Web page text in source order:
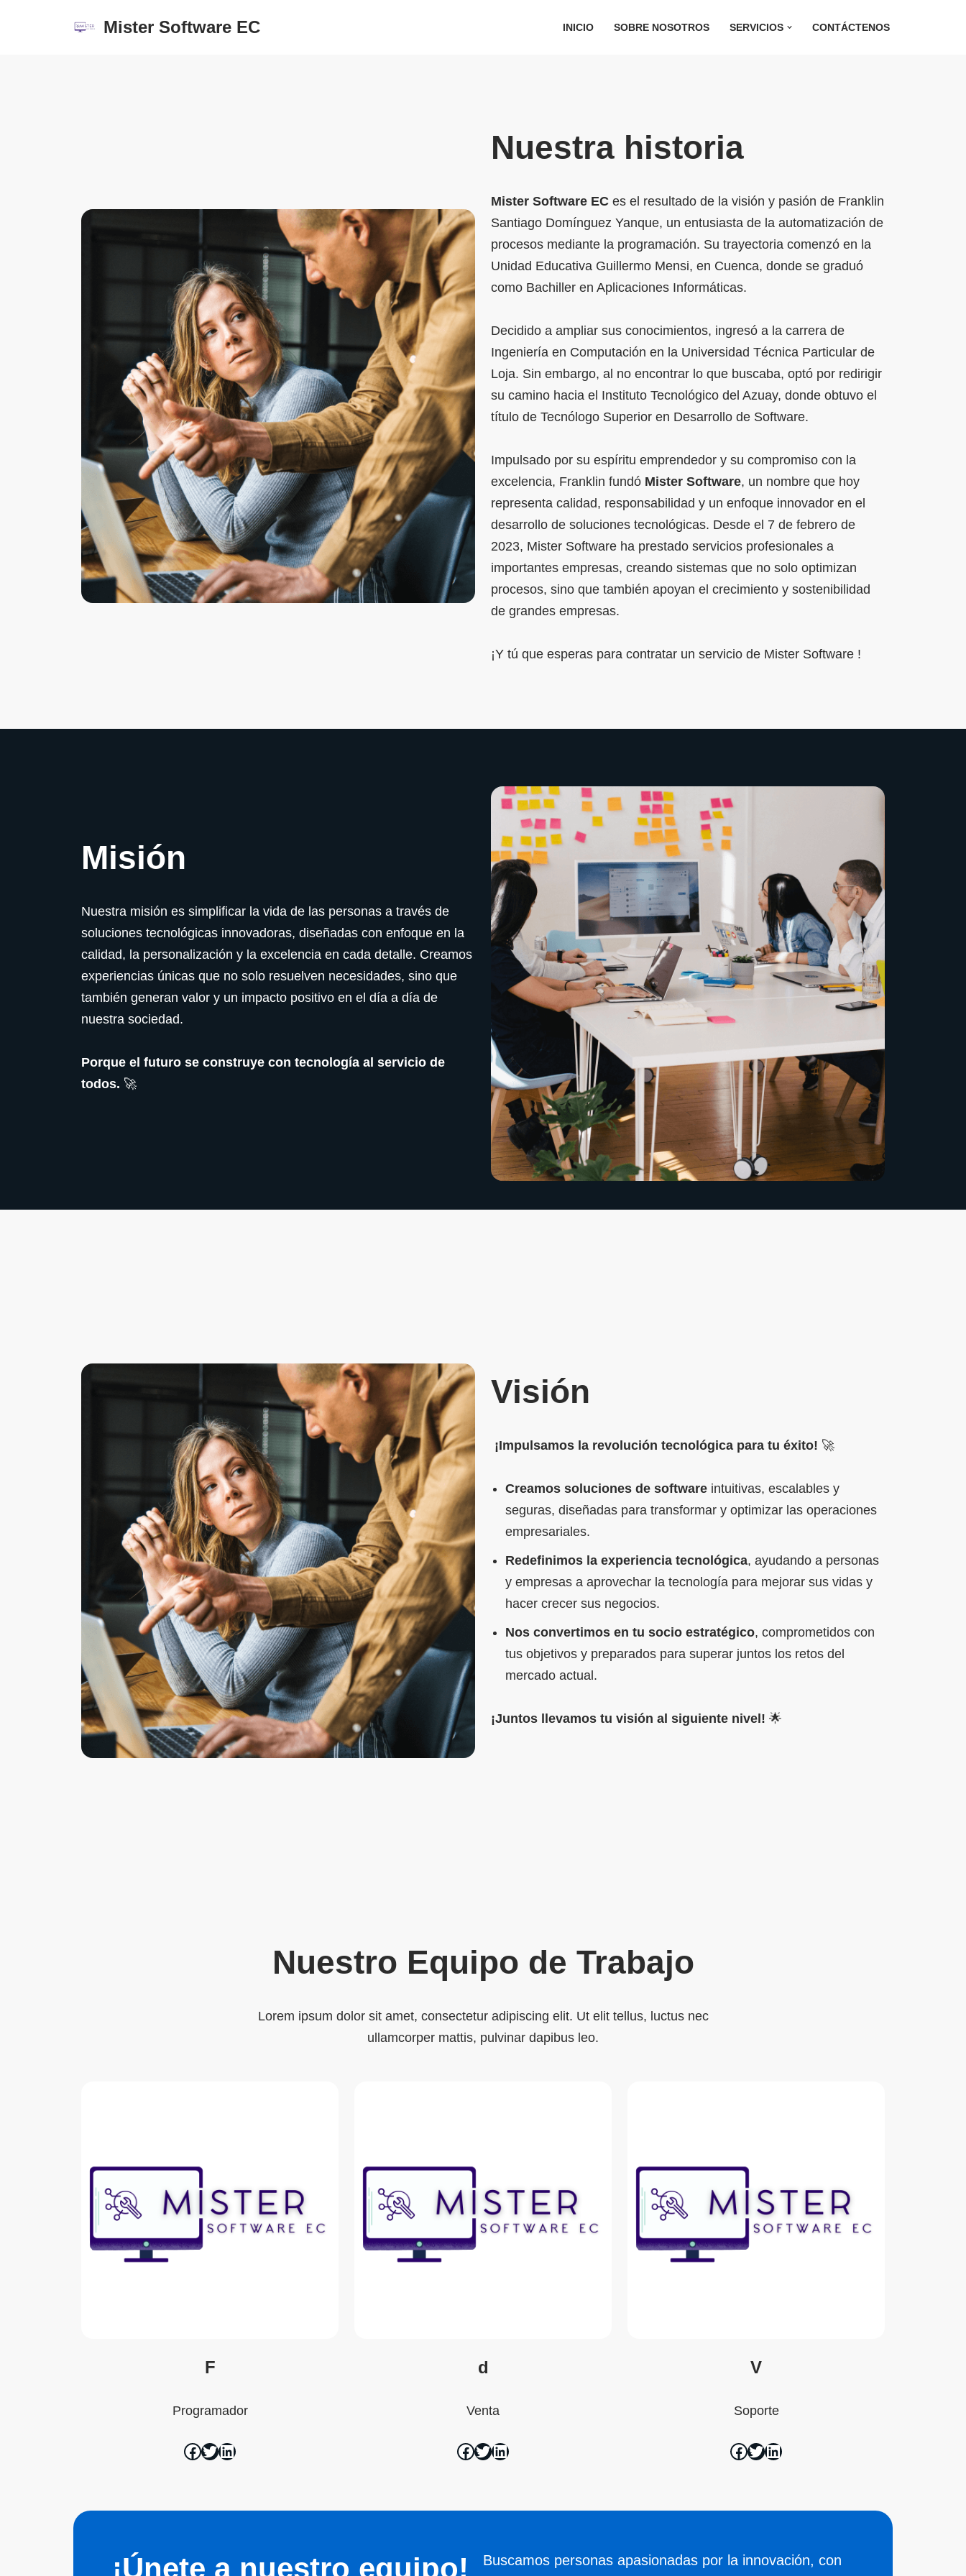
Mister Software EC INICIO SOBRE NOSOTROS SERVICIOS CONTÁCTENOS
Nuestra historia
Mister Software ECes el resultado de la visión y pasión de Franklin
Santiago Domínguez Yanque, un entusiasta de la automatización de
procesos mediante la programación. Su trayectoria comenzó en la
Unidad Educativa Guillermo Mensi, en Cuenca, donde se graduó
como Bachiller en Aplicaciones Informáticas.
Decidido a ampliar sus conocimientos, ingresó a la carrera de
Ingeniería en Computación en la Universidad Técnica Particular de
Loja. Sin embargo, al no encontrar lo que buscaba, optó por redirigir
su camino hacia el Instituto Tecnológico del Azuay, donde obtuvo el
título de Tecnólogo Superior en Desarrollo de Software.
Impulsado por su espíritu emprendedor y su compromiso con la
excelencia, Franklin fundó Mister Software, un nombre que hoy
representa calidad, responsabilidad y un enfoque innovador en el
desarrollo de soluciones tecnológicas. Desde el 7 de febrero de
2023, Mister Software ha prestado servicios profesionales a
importantes empresas, creando sistemas que no solo optimizan
procesos, sino que también apoyan el crecimiento y sostenibilidad
de grandes empresas.
¡Y tú que esperas para contratar un servicio de Mister Software !
Misión
Nuestra misión es simplificar la vida de las personas a través de
soluciones tecnológicas innovadoras, diseñadas con enfoque en la
calidad, la personalización y la excelencia en cada detalle. Creamos
experiencias únicas que no solo resuelven necesidades, sino que
también generan valor y un impacto positivo en el día a día de
nuestra sociedad.
Porque el futuro se construye con tecnología al servicio de
todos. 🚀
Visión
¡Impulsamos la revolución tecnológica para tu éxito! 🚀
Creamos soluciones de softwareintuitivas, escalables y
seguras, diseñadas para transformar y optimizar las operaciones
empresariales.
Redefinimos la experiencia tecnológica, ayudando a personas
y empresas a aprovechar la tecnología para mejorar sus vidas y
hacer crecer sus negocios.
Nos convertimos en tu socio estratégico, comprometidos con
tus objetivos y preparados para superar juntos los retos del
mercado actual.
¡Juntos llevamos tu visión al siguiente nivel! 🌟
Nuestro Equipo de Trabajo
Lorem ipsum dolor sit amet, consectetur adipiscing elit. Ut elit tellus, luctus nec
ullamcorper mattis, pulvinar dapibus leo.
F
Programador
d
Venta
V
Soporte
¡Únete a nuestro equipo!
Buscamos personas apasionadas por la innovación, con